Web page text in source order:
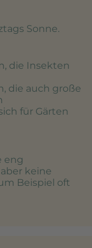
Sonne.
die Insekten
die auch große
für Gärten
eng
keine
Beispiel oft